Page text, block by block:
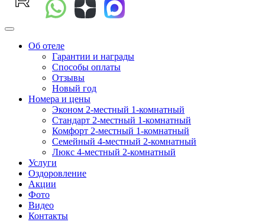
Об отеле
Гарантии и награды
Способы оплаты
Отзывы
Новый год
Номера и цены
Эконом 2-местный 1-комнатный
Стандарт 2-местный 1-комнатный
Комфорт 2-местный 1-комнатный
Семейный 4-местный 2-комнатный
Люкс 4-местный 2-комнатный
Услуги
Оздоровление
Акции
Фото
Видео
Контакты